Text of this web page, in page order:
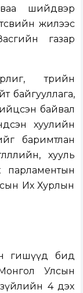
шийдвэр
жилээс
газар
төрийн
байгууллага,
байвал
хуулийн
баримтлан
хууль
парламентын
Их Хурлын
гишүүд бид
Улсын
4 дэх